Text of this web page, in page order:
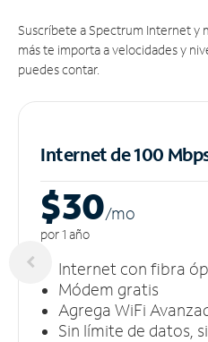
Suscríbete a Spectrum Internet y
más te importa a velocidades y
puedes contar.
Internet de 100
$30/mo
por 1 año
Internet con fibra
Módem gratis
Agrega WiFi
Sin límite de datos,